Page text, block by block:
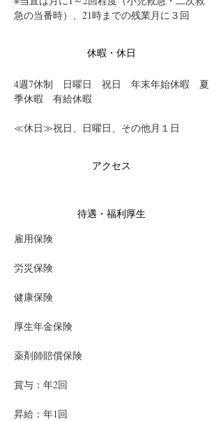
急の当番時）、21時までの残業月に３回
休暇・休日
4週7休制　日曜日　祝日　年末年始休暇　夏
季休暇　有給休暇
≪休日≫祝日、日曜日、その他月１日
アクセス
待遇・福利厚生
雇用保険
労災保険
健康保険
厚生年金保険
薬剤師賠償保険
賞与：年2回
昇給：年1回